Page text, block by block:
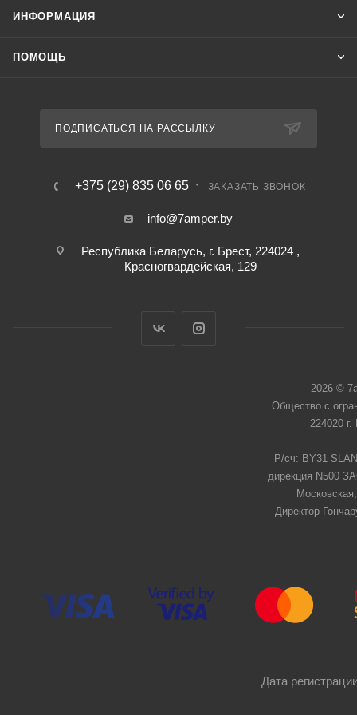
ИНФОРМАЦИЯ
ПОМОЩЬ
ПОДПИСАТЬСЯ НА РАССЫЛКУ
+375 (29) 835 06 65 ЗАКАЗАТЬ ЗВОНОК
info@7amper.by
Республика Беларусь, г. Брест, 224024 ,
Красногвардейская, 129
2026 ©
Общество с
224020
Р/сч: BY31
дирекция N500
Директор
Дата